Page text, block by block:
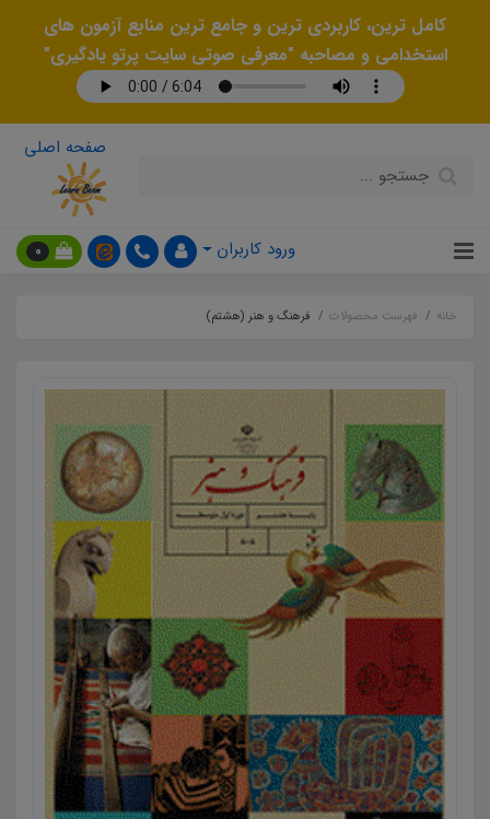
کامل ترین، کاربردی ترین و جامع ترین منابع آزمون های
استخدامی و مصاحبه "معرفی صوتی سایت پرتو یادگیری"
صفحه اصلی
ورود کاربران 0
خانه فهرست محصولات فرهنگ و هنر (هشتم)